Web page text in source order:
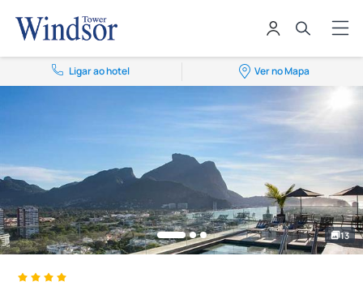
Ligar ao hotel Ver no Mapa
13